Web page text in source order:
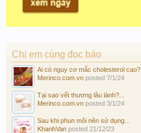
Chị em cùng đọc báo
Ai có nguy cơ mắc cholesterol cao?
Merinco.com.vn posted 7/1/24
Tại sao vết thương lâu lành?...
Merinco.com.vn posted 3/1/24
Sau khi phun môi nên sử dụng...
KhanhVan posted 21/12/23